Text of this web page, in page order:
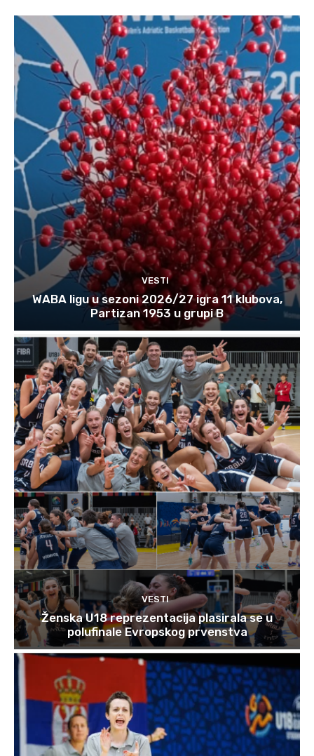
VESTI
WABA ligu u sezoni 2026/27 igra 11 klubova,
Partizan 1953 u grupi B
VESTI
Ženska U18 reprezentacija plasirala se u
polufinale Evropskog prvenstva